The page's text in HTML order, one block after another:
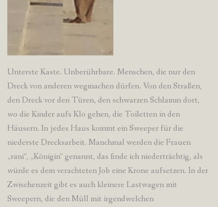
Unterste Kaste. Unberührbare. Menschen, die nur den
Dreck von anderen wegmachen dürfen. Von den Straßen,
den Dreck vor den Türen, den schwarzen Schlamm dort,
wo die Kinder aufs Klo gehen, die Toiletten in den
Häusern. In jedes Haus kommt ein Sweeper für die
niederste Drecksarbeit. Manchmal werden die Frauen
„rani“, „Königin“ genannt, das finde ich niederträchtig, als
würde es dem verachteten Job eine Krone aufsetzen. In der
Zwischenzeit gibt es auch kleinere Lastwagen mit
Sweepern, die den Müll mit irgendwelchen